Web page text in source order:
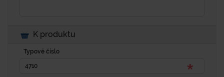
K produktu
Typové číslo